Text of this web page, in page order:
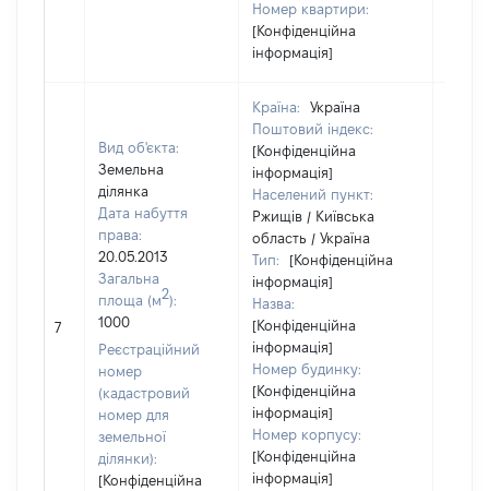
Номер квартири:
[Конфіденційна
інформація]
7
Вид об'єкта:
Земельна
ділянка
Дата набуття
права:
20.05.2013
Загальна
площа (м2):
1000
Реєстраційний
номер
(кадастровий
номер для
земельної
ділянки):
[Конфіденційна
Країна:
Україна
Поштовий індекс:
[Конфіденційна
інформація]
Населений пункт:
Ржищів / Київська
область / Україна
Тип:
[Конфіденційна
інформація]
Назва:
[Конфіденційна
інформація]
Номер будинку:
[Конфіденційна
інформація]
Номер корпусу:
[Конфіденційна
інформація]